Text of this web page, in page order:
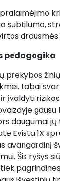
subtilumo,
drausmės
pedagogika
prekybos
Labai
įvaldyti
daugumai
Evista 1X
avangardinį
Šis ryšys